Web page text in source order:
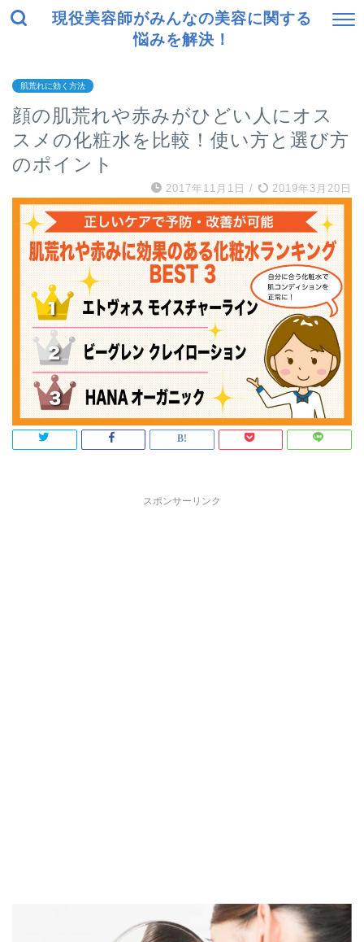
現役美容師がみんなの美容に関する
悩みを解決！
肌荒れに効く方法
顔の肌荒れや赤みがひどい人にオス
スメの化粧水を比較！使い方と選び方
のポイント
2017年11月1日 / 2019年3月20日
スポンサーリンク